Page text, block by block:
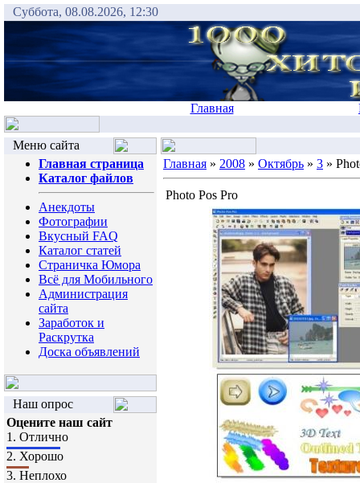
Суббота, 08.08.2026, 12:30
Главная
Меню сайта
Главная страница
Каталог файлов
Анекдоты
Фотографии
Вкусный FAQ
Каталог статей
Страничка Юмора
Всё для Мобильного
Администрация
сайта
Заработок и
Раскрутка
Доска объявлений
Наш опрос
Оцените наш сайт
1. Отлично
2. Хорошо
3. Неплохо
Главная » 2008 » Октябрь » 3 »
Photo Pos Pro